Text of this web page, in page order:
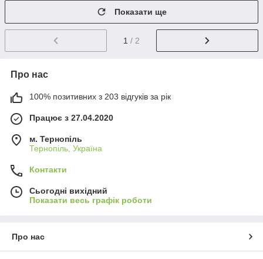
Показати ще
1 / 2
Про нас
100% позитивних з 203 відгуків за рік
Працює з 27.04.2020
м. Тернопіль
Тернопіль, Україна
Контакти
Сьогодні вихідний
Показати весь графік роботи
Про нас